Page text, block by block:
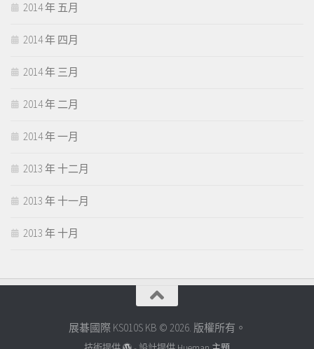
2014 年 五月
2014 年 四月
2014 年 三月
2014 年 二月
2014 年 一月
2013 年 十二月
2013 年 十一月
2013 年 十月
展碁國際 KS010S KB © 2026. 版權所有。